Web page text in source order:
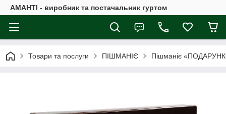
АМАНТІ - виробник та постачальник гуртом
Товари та послуги ПІШМАНІЄ Пішманіє